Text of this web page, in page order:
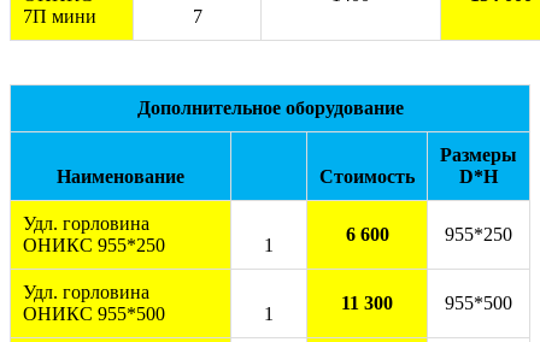
7П мини
7
Дополнительное оборудование
Наименование Стоимость
Размеры
D*H
Удл. горловина
ОНИКС 955*250
1
6 600 955*250
Удл. горловина
ОНИКС 955*500
1
11 300 955*500